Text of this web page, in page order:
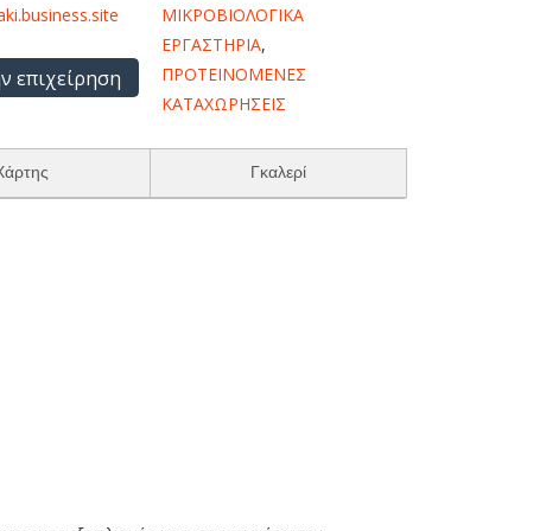
επιχείρηση
ΜΙΚΡΟΒΙΟΛΟΓΙΚΑ
ΕΡΓΑΣΤΗΡΙΑ,
ΠΡΟΤΕΙΝΟΜΕΝΕΣ
ΚΑΤΑΧΩΡΗΣΕΙΣ
Γκαλερί